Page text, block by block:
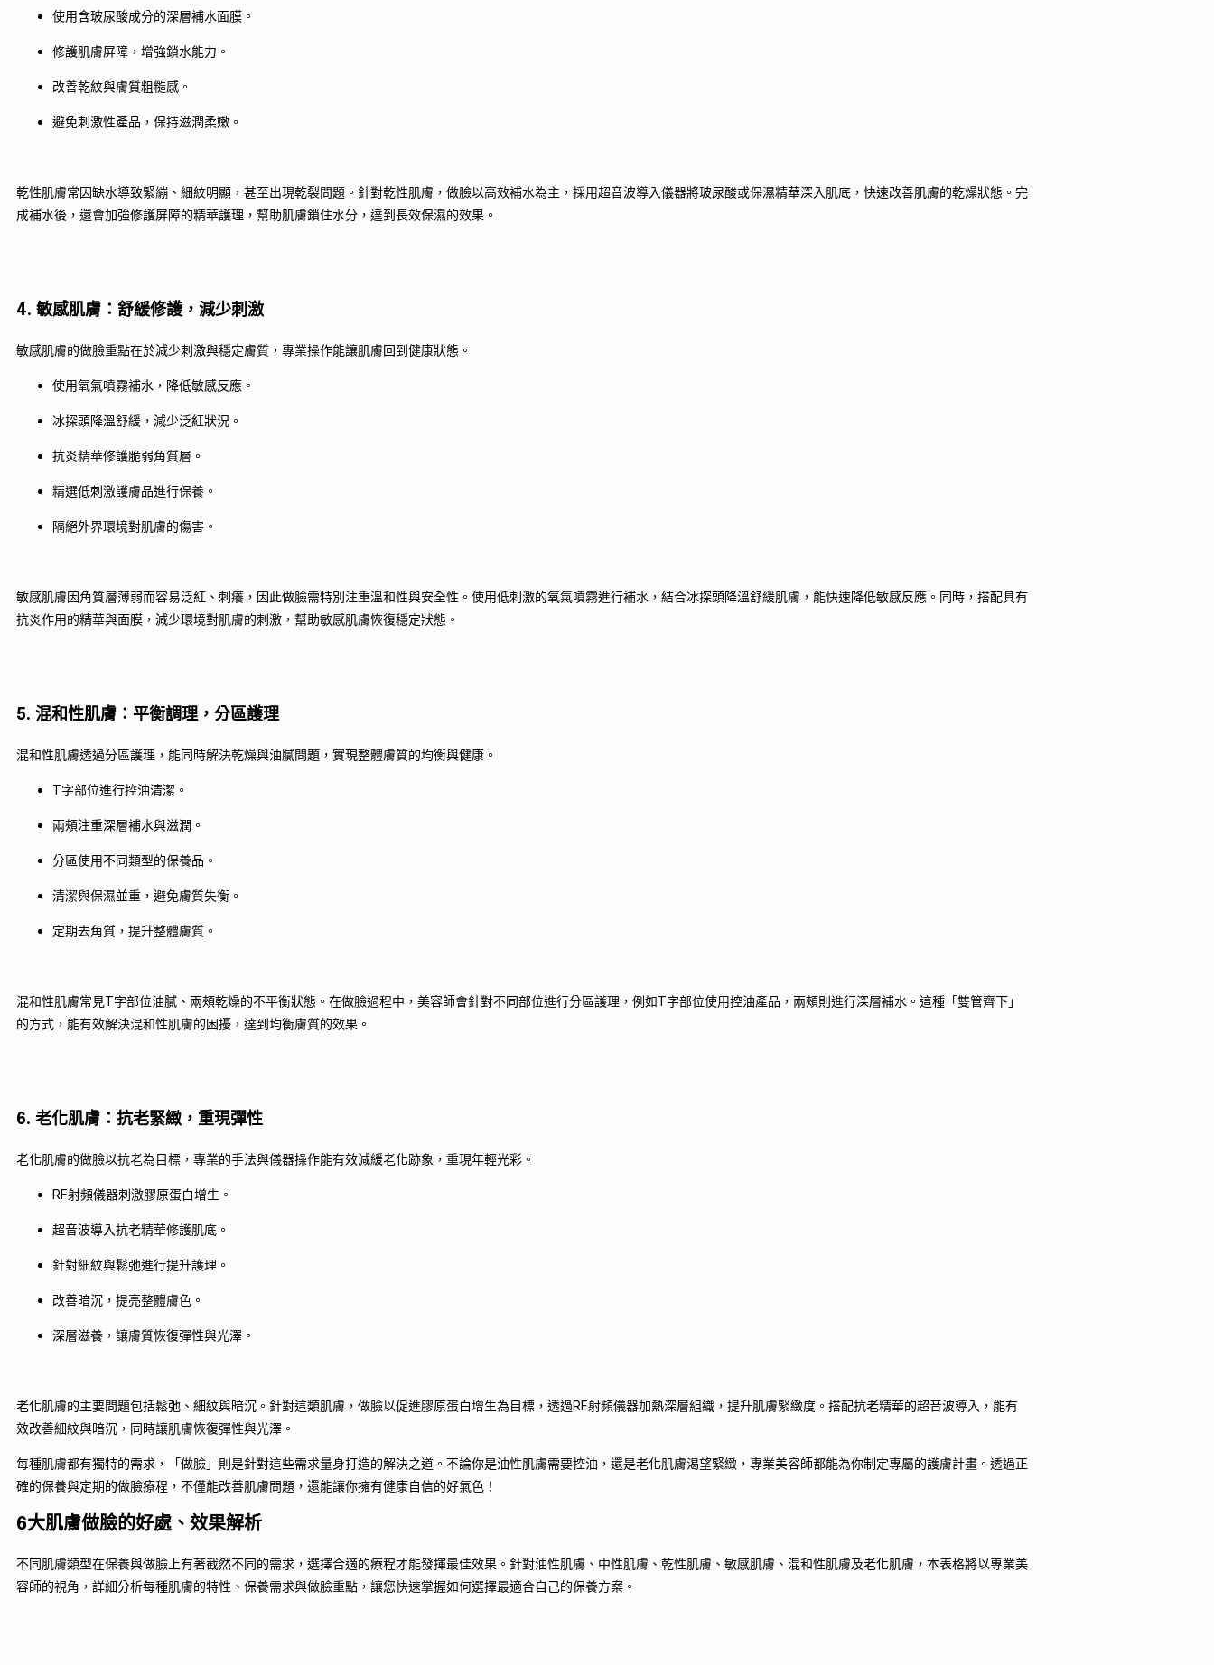
使用含玻尿酸成分的深層補水面膜。
修護肌膚屏障，增強鎖水能力。
改善乾紋與膚質粗糙感。
避免刺激性產品，保持滋潤柔嫩。
乾性肌膚常因缺水導致緊繃、細紋明顯，甚至出現乾裂問題。針對乾性肌膚，做臉以高效補水為主，採用超音波導入儀器將玻尿酸或保濕精華深入肌底，快速改善肌膚的乾燥狀態。完
成補水後，還會加強修護屏障的精華護理，幫助肌膚鎖住水分，達到長效保濕的效果。
4. 敏感肌膚：舒緩修護，減少刺激
敏感肌膚的做臉重點在於減少刺激與穩定膚質，專業操作能讓肌膚回到健康狀態。
使用氧氣噴霧補水，降低敏感反應。
冰探頭降溫舒緩，減少泛紅狀況。
抗炎精華修護脆弱角質層。
精選低刺激護膚品進行保養。
隔絕外界環境對肌膚的傷害。
敏感肌膚因角質層薄弱而容易泛紅、刺癢，因此做臉需特別注重溫和性與安全性。使用低刺激的氧氣噴霧進行補水，結合冰探頭降溫舒緩肌膚，能快速降低敏感反應。同時，搭配具有
抗炎作用的精華與面膜，減少環境對肌膚的刺激，幫助敏感肌膚恢復穩定狀態。
5. 混和性肌膚：平衡調理，分區護理
混和性肌膚透過分區護理，能同時解決乾燥與油膩問題，實現整體膚質的均衡與健康。
T字部位進行控油清潔。
兩頰注重深層補水與滋潤。
分區使用不同類型的保養品。
清潔與保濕並重，避免膚質失衡。
定期去角質，提升整體膚質。
混和性肌膚常見T字部位油膩、兩頰乾燥的不平衡狀態。在做臉過程中，美容師會針對不同部位進行分區護理，例如T字部位使用控油產品，兩頰則進行深層補水。這種「雙管齊下」
的方式，能有效解決混和性肌膚的困擾，達到均衡膚質的效果。
6. 老化肌膚：抗老緊緻，重現彈性
老化肌膚的做臉以抗老為目標，專業的手法與儀器操作能有效減緩老化跡象，重現年輕光彩。
RF射頻儀器刺激膠原蛋白增生。
超音波導入抗老精華修護肌底。
針對細紋與鬆弛進行提升護理。
改善暗沉，提亮整體膚色。
深層滋養，讓膚質恢復彈性與光澤。
老化肌膚的主要問題包括鬆弛、細紋與暗沉。針對這類肌膚，做臉以促進膠原蛋白增生為目標，透過RF射頻儀器加熱深層組織，提升肌膚緊緻度。搭配抗老精華的超音波導入，能有
效改善細紋與暗沉，同時讓肌膚恢復彈性與光澤。
每種肌膚都有獨特的需求，「做臉」則是針對這些需求量身打造的解決之道。不論你是油性肌膚需要控油，還是老化肌膚渴望緊緻，專業美容師都能為你制定專屬的護膚計畫。透過正
確的保養與定期的做臉療程，不僅能改善肌膚問題，還能讓你擁有健康自信的好氣色！
6大肌膚做臉的好處、效果解析
不同肌膚類型在保養與做臉上有著截然不同的需求，選擇合適的療程才能發揮最佳效果。針對油性肌膚、中性肌膚、乾性肌膚、敏感肌膚、混和性肌膚及老化肌膚，本表格將以專業美
容師的視角，詳細分析每種肌膚的特性、保養需求與做臉重點，讓您快速掌握如何選擇最適合自己的保養方案。